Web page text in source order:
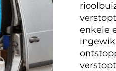
enkele